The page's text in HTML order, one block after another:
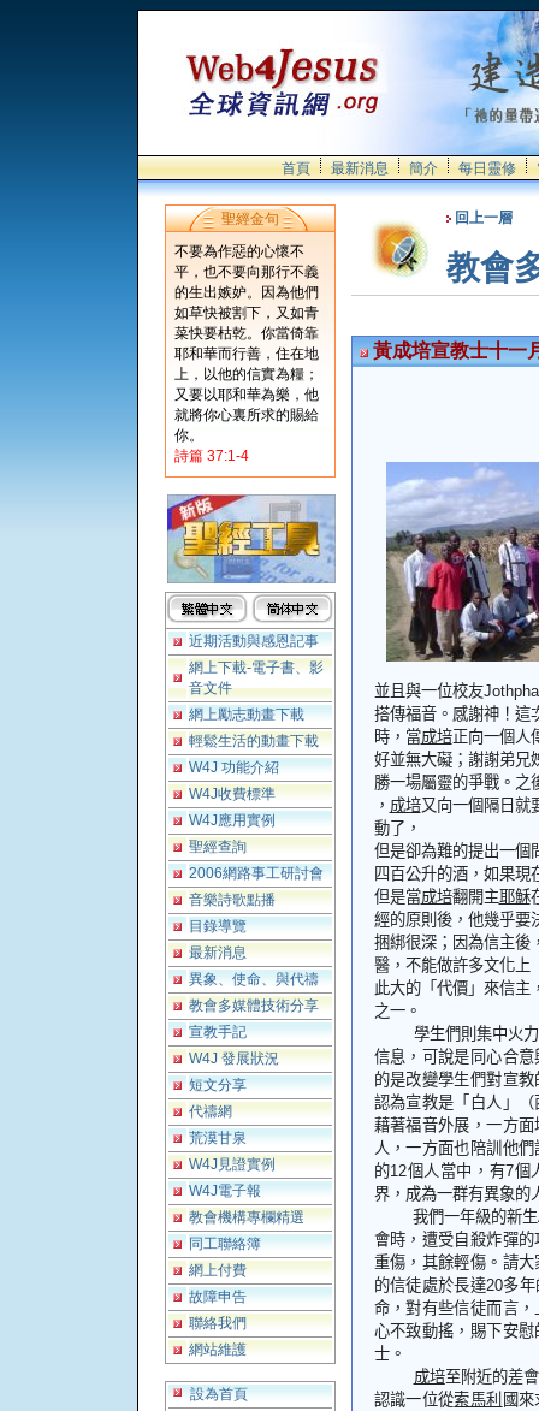
首頁 最新消息 簡介 每日靈修
聖經金句
不要為作惡的心懷不
平，也不要向那行不義
的生出嫉妒。因為他們
如草快被割下，又如青
菜快要枯乾。你當倚靠
耶和華而行善，住在地
上，以他的信實為糧；
又要以耶和華為樂，他
就將你心裏所求的賜給
你。
詩篇 37:1-4
近期活動與感恩記事
網上下載-電子書、影
音文件
網上勵志動畫下載
輕鬆生活的動畫下載
W4J 功能介紹
W4J收費標準
W4J應用實例
聖經查詢
2006網路事工研討會
音樂詩歌點播
目錄導覽
最新消息
異象、使命、與代禱
教會多媒體技術分享
宣教手記
W4J 發展狀況
短文分享
代禱網
荒漠甘泉
W4J見證實例
W4J電子報
教會機構專欄精選
同工聯絡簿
網上付費
故障申告
聯絡我們
網站維護
設為首頁
回上一層
教會
黃成培宣教士十一
並且與一位校友
搭傳福音。感謝神！這
時，當成培正向一個人
好並無大礙；謝謝弟兄
勝一場屬靈的爭戰。之
， 成培又向一個隔日就
動了，
但是卻為難的提出一個
四百公升的酒，如果現
但是當成培翻開主耶穌
經的原則後，他幾乎要
捆綁很深；因為信主後
醫，不能做許多文化上
此大的「 代價」 來信主
之一。
學生們則集中火
信息，可說是同心合
的是改變學生們對宣
認為宣教是 「 白人 」
藉著福音外展，一方
人，一方面也陪訓他
的12個人當中，有7個
界，成為一群有異象的
我們一年級的新生
會時，遭受自殺炸彈
重傷，其餘輕傷。請
的信徒處於長達20多年
命，對有些信徒而言
心不致動搖，賜下安
士。
成培至附近的差
認識一位從索馬利 國